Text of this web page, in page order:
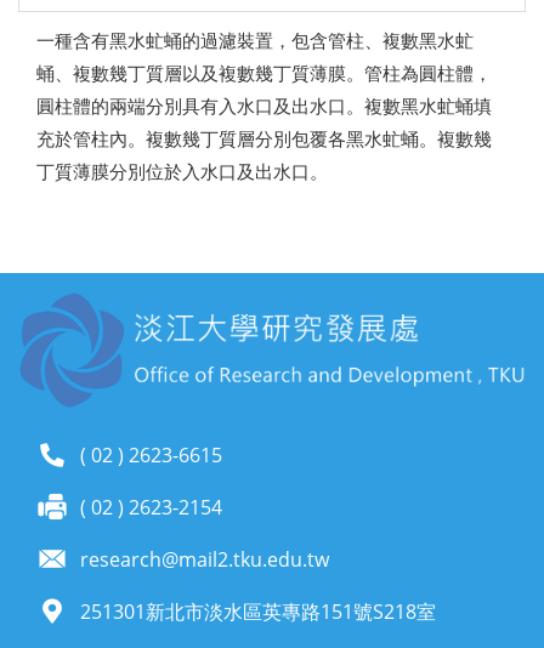
一種含有黑水虻蛹的過濾裝置，包含管柱、複數黑水虻
蛹、複數幾丁質層以及複數幾丁質薄膜。管柱為圓柱體，
圓柱體的兩端分別具有入水口及出水口。複數黑水虻蛹填
充於管柱內。複數幾丁質層分別包覆各黑水虻蛹。複數幾
丁質薄膜分別位於入水口及出水口。
( 02 ) 2623-6615
( 02 ) 2623-2154
research@mail2.tku.edu.tw
251301新北市淡水區英專路151號S218室